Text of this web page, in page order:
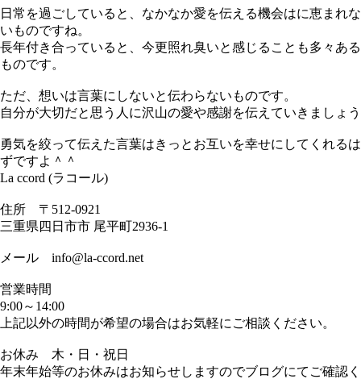
日常を過ごしていると、なかなか愛を伝える機会はに恵まれな
いものですね。
長年付き合っていると、今更照れ臭いと感じることも多々ある
ものです。
ただ、想いは言葉にしないと伝わらないものです。
自分が大切だと思う人に沢山の愛や感謝を伝えていきましょう
勇気を絞って伝えた言葉はきっとお互いを幸せにしてくれるは
ずですよ＾＾
La ccord (ラコール)
住所 〒512-0921
三重県四日市市 尾平町2936-1
メール info@la-ccord.net
営業時間
9:00～14:00
上記以外の時間が希望の場合はお気軽にご相談ください。
お休み 木・日・祝日
年末年始等のお休みはお知らせしますのでブログにてご確認く